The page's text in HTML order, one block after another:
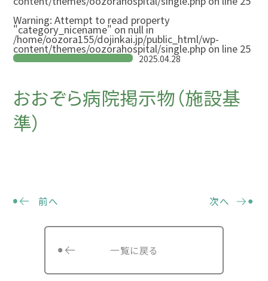
Warning: Attempt to read property
"category_nicename" on null in
/home/oozora155/dojinkai.jp/public_html/wp-
content/themes/oozorahospital/single.php on line 25
2025.04.28
おおぞら病院掲示物（施設基
準）
前へ
一覧に戻る
次へ